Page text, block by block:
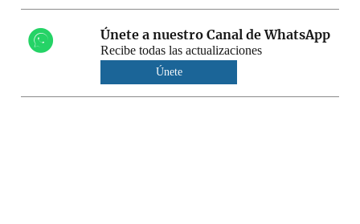
Únete a nuestro Canal de WhatsApp
Recibe todas las actualizaciones
Únete